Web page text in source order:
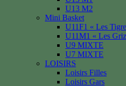
U13 M2
Mini Basket
U11F1 « Les
U11M1 « Les
U9 MIXTE
U7 MIXTE
LOISIRS
Loisirs Filles
Loisirs Gars